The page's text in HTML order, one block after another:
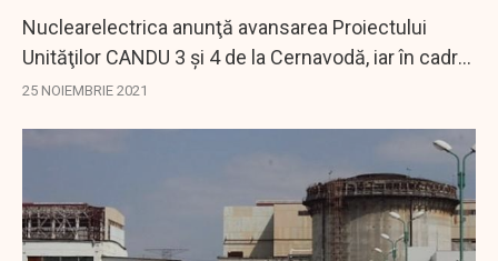
Nuclearelectrica anunţă avansarea Proiectului
Unităţilor CANDU 3 şi 4 de la Cernavodă, iar în cadrul
etapei pregătitoare, EnergoNuclear S.A., compania
25 NOIEMBRIE 2021